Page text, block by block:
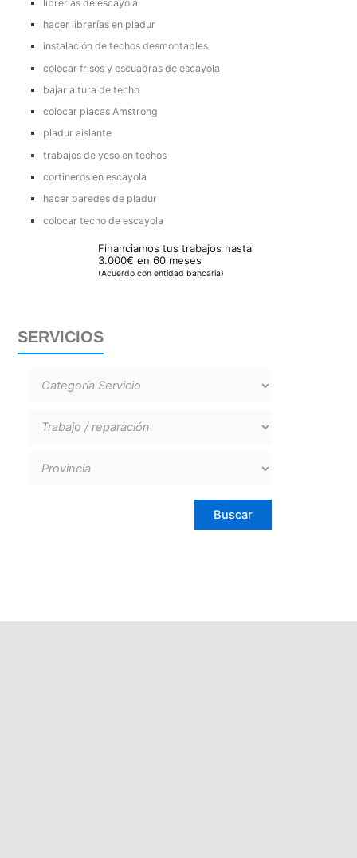
librerías de escayola
hacer librerías en pladur
instalación de techos desmontables
colocar frisos y escuadras de escayola
bajar altura de techo
colocar placas Amstrong
pladur aislante
trabajos de yeso en techos
cortineros en escayola
hacer paredes de pladur
colocar techo de escayola
Financiamos tus trabajos hasta
3.000€ en 60 meses
(Acuerdo con entidad bancaria)
SERVICIOS